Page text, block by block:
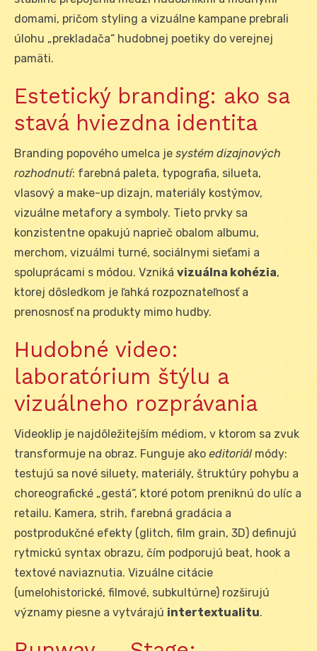
domami, pričom styling a vizuálne kampane prebrali
úlohu „prekladača“ hudobnej poetiky do verejnej
pamäti.
Estetický branding: ako sa
stavá hviezdna identita
Branding popového umelca je systém dizajnových
rozhodnutí: farebná paleta, typografia, silueta,
vlasový a make-up dizajn, materiály kostýmov,
vizuálne metafory a symboly. Tieto prvky sa
konzistentne opakujú naprieč obalom albumu,
merchom, vizuálmi turné, sociálnymi sieťami a
spoluprácami s módou. Vzniká vizuálna kohézia,
ktorej dôsledkom je ľahká rozpoznateľnosť a
prenosnosť na produkty mimo hudby.
Hudobné video:
laboratórium štýlu a
vizuálneho rozprávania
Videoklip je najdôležitejším médiom, v ktorom sa zvuk
transformuje na obraz. Funguje ako editoriál módy:
testujú sa nové siluety, materiály, štruktúry pohybu a
choreografické „gestá“, ktoré potom preniknú do ulíc a
retailu. Kamera, strih, farebná gradácia a
postprodukčné efekty (glitch, film grain, 3D) definujú
rytmickú syntax obrazu, čím podporujú beat, hook a
textové naviaznutia. Vizuálne citácie
(umelohistorické, filmové, subkultúrne) rozširujú
významy piesne a vytvárajú intertextualitu.